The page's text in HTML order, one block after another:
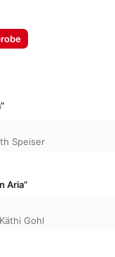
Speiser
Aria”
Käthi Gohl